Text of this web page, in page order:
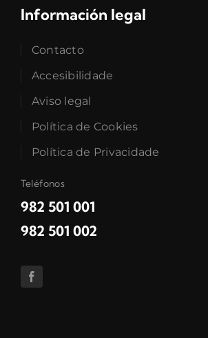
Información legal
Contacto
Accesibilidade
Aviso legal
Política de Cookies
Política de Privacidade
Teléfonos
982 501 001
982 501 002